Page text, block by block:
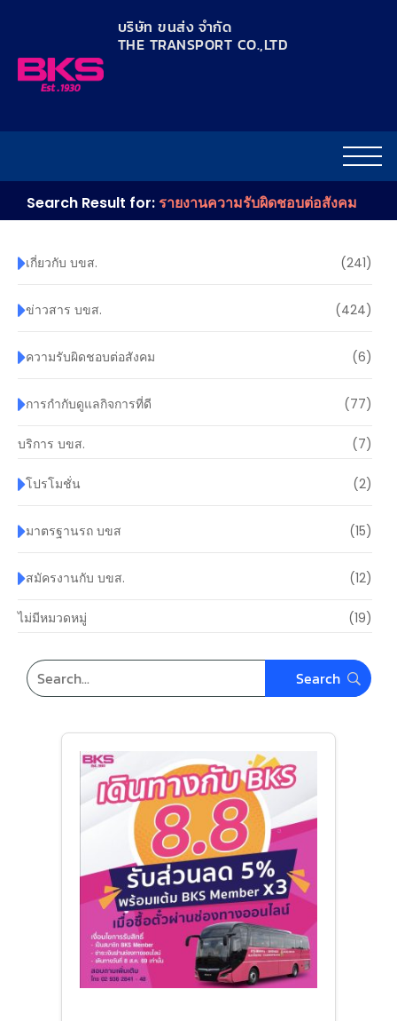
บริษัท ขนส่ง จำกัด
THE TRANSPORT CO.,LTD​
Search Result for:รายงานความรับผิดชอบต่อสังคม
เกี่ยวกับ บขส. (241)
ข่าวสาร บขส. (424)
ความรับผิดชอบต่อสังคม (6)
การกำกับดูแลกิจการที่ดี (77)
บริการ บขส. (7)
โปรโมชั่น (2)
มาตรฐานรถ บขส (15)
สมัครงานกับ บขส. (12)
ไม่มีหมวดหมู่ (19)